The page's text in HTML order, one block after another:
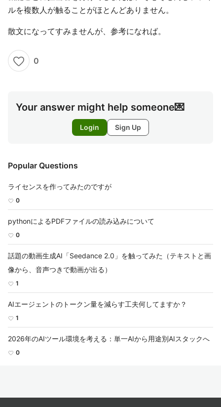
ルを複数人が触ることがほとんどありません。
散文になってすみませんが、参考になれば。
0
Your answer might help someone💌
Login Sign Up
Popular Questions
ライセンスを作ってみたのですが
0
pythonによるPDFファイルの読み込みについて
0
話題の動画生成AI「Seedance 2.0」を触ってみた（テキストと画
像から、音声つきで動画が出る）
1
AIエージェントのトークン量を減らす工夫何してますか？
1
2026年のAIツール環境を考える：単一AIから用途別AIスタックへ
0